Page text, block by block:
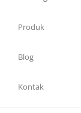
Produk
Blog
Kontak